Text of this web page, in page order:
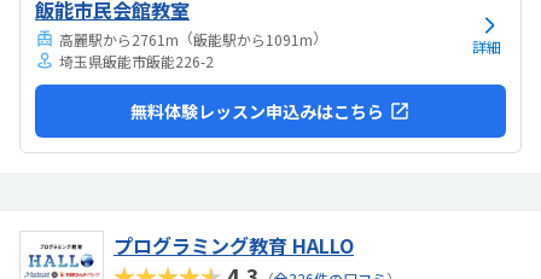
飯能市民会館教室
高麗駅から2761m （飯能駅から1091m）
埼玉県飯能市飯能226-2
詳細
無料体験レッスン申込みはこちら
プログラミング教育 HALLO